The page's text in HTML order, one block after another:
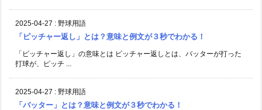
2025-04-27 : 野球用語
「ピッチャー返し」とは？意味と例文が３秒でわかる！
「ピッチャー返し」の意味とは ピッチャー返しとは、バッターが打った
打球が、ピッチ ...
2025-04-27 : 野球用語
「バッター」とは？意味と例文が３秒でわかる！